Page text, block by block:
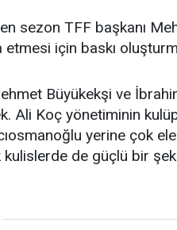
sezon TFF başkanı
için baskı
Büyükekşi ve
Ali Koç yönetiminin
yerine çok
kulislerde de güçlü bir